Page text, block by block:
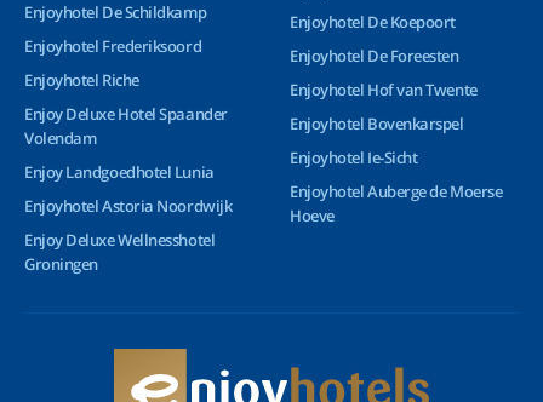
Enjoyhotel De Schildkamp
Enjoyhotel Frederiksoord
Enjoyhotel Riche
Enjoy Deluxe Hotel Spaander
Volendam
Enjoy Landgoedhotel Lunia
Enjoyhotel Astoria Noordwijk
Enjoy Deluxe Wellnesshotel
Groningen
Enjoyhotel De Koepoort
Enjoyhotel De Foreesten
Enjoyhotel Hof van Twente
Enjoyhotel Bovenkarspel
Enjoyhotel Ie-Sicht
Enjoyhotel Auberge de Moerse
Hoeve